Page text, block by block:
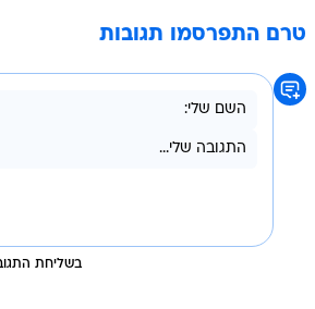
טרם התפרסמו תגובות
בשליחת